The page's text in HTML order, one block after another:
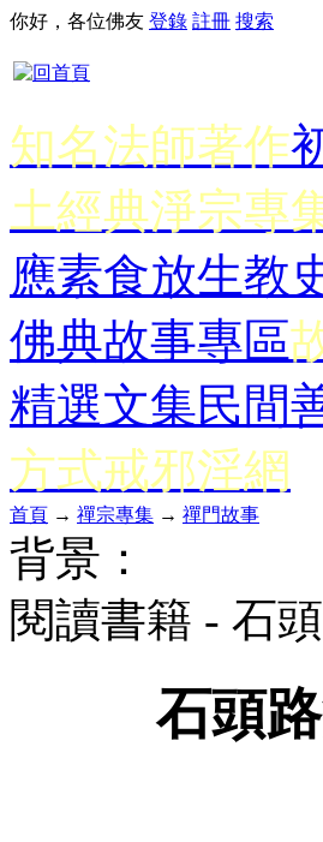
你好，各位佛友 登錄 註冊 搜索
知名法師著作
土經典淨宗專
應素食放生教
佛典故事專區
精選文集民間
方式戒邪淫網
首頁 → 禪宗專集 → 禪門故事
背景：
閱讀書籍 - 石
石頭